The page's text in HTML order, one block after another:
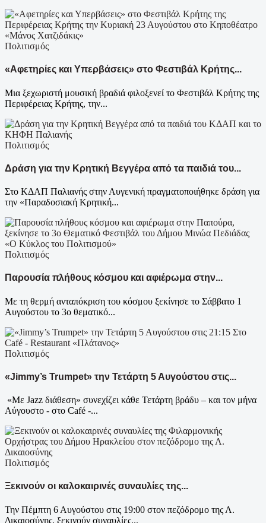
Πολιτισμός
«Αφετηρίες και Υπερβάσεις» στο Φεστιβάλ Κρήτης...
Μια ξεχωριστή μουσική βραδιά φιλοξενεί το Φεστιβάλ Κρήτης της
Περιφέρειας Κρήτης, την...
Πολιτισμός
Δράση για την Κρητική Βεγγέρα από τα παιδιά του...
Στο ΚΔΑΠ Παλιανής στην Αυγενική πραγματοποιήθηκε δράση για
την «Παραδοσιακή Κρητική...
Πολιτισμός
Παρουσία πλήθους κόσμου και αφιέρωμα στην...
Με τη θερμή ανταπόκριση του κόσμου ξεκίνησε το Σάββατο 1
Αυγούστου το 3ο θεματικό...
Πολιτισμός
«Jimmy’s Trumpet» την Τετάρτη 5 Αυγούστου στις...
«Με Jazz διάθεση» συνεχίζει κάθε Τετάρτη βράδυ – και τον μήνα
Αύγουστο - στο Café -...
Πολιτισμός
Ξεκινούν οι καλοκαιρινές συναυλίες της...
Την Πέμπτη 6 Αυγούστου στις 19:00 στον πεζόδρομο της Λ.
Δικαιοσύνης, ξεκινούν συναυλίες...